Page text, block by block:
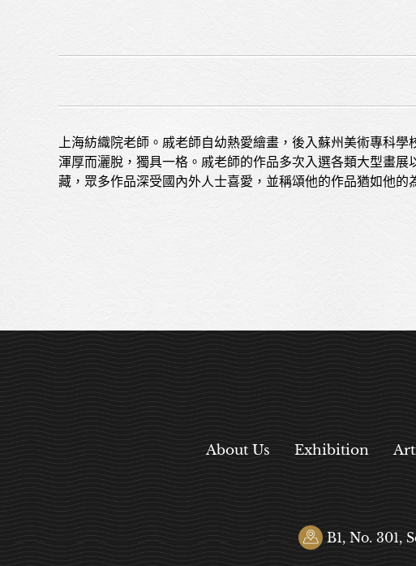
上海紡織院老師。戚老師自幼熱愛繪畫，後入蘇州美術專科
渾厚而灑脫，獨具一格。戚老師的作品多次入選各類大型畫
藏，眾多作品深受國內外人士喜愛，並稱頌他的作品猶如他
About Us Exhibition
B1, No. 301,